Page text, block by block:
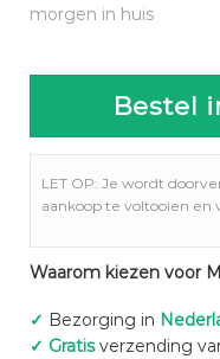
morgen in huis
Bestel
LET OP: Je wordt
aankoop te voltooien en
Waarom kiezen voor
✓ Bezorging in
✓ Gratisverzending